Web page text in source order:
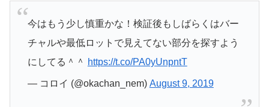
今はもう少し慎重かな！検証後もしばらくはバー
チャルや最低ロットで見えてない部分を探すよう
にしてる＾＾
https://t.co/PA0yUnpntT
— コロイ (@okachan_nem) August 9, 2019